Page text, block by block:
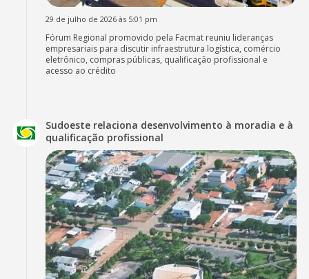
29 de julho de 2026 às 5:01 pm
Fórum Regional promovido pela Facmat reuniu lideranças
empresariais para discutir infraestrutura logística, comércio
eletrônico, compras públicas, qualificação profissional e
acesso ao crédito
Sudoeste relaciona desenvolvimento à moradia e à
qualificação profissional